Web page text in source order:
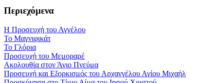
Περιεχόμενα
Η Προσευχή του Αγγέλου
Το Μαγνιφικάτ
Το Γλόρια
Προσευχή του Μεμοραρέ
Ακολουθία στον Άγιο Πνεύμα
Προσευχή και Εξορκισμός του Αρχαγγέλου Αγίου Μιχαήλ